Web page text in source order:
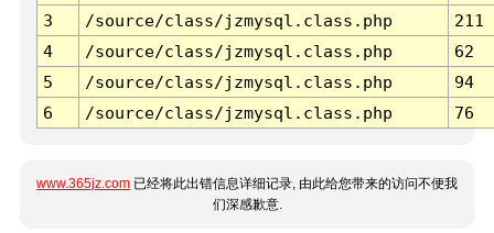
3 /source/class/jzmysql.class.php
211
4
/source/class/jzmysql.class.php
62
5
/source/class/jzmysql.class.php
94
6
/source/class/jzmysql.class.php 76
www.365jz.com 已经将此出错信息详细记录, 由此给您带来的访问不便我
们深感歉意.